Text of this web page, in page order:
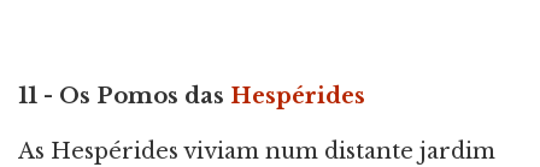
11 - Os Pomos das Hespérides
As Hespérides viviam num distante jardim